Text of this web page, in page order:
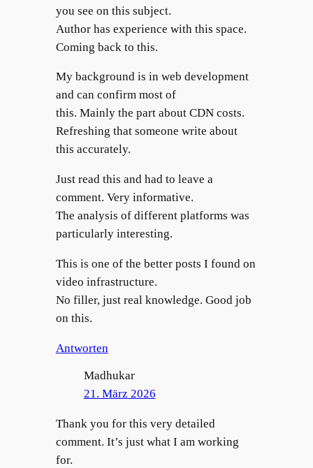
you see on this subject.
Author has experience with this space.
Coming back to this.
My background is in web development
and can confirm most of
this. Mainly the part about CDN costs.
Refreshing that someone write about
this accurately.
Just read this and had to leave a
comment. Very informative.
The analysis of different platforms was
particularly interesting.
This is one of the better posts I found on
video infrastructure.
No filler, just real knowledge. Good job
on this.
Antworten
Madhukar
21. März 2026
Thank you for this very detailed
comment. It’s just what I am working
for.